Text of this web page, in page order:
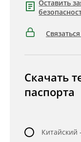
Оставить
Скачать
паспорта
Китайский